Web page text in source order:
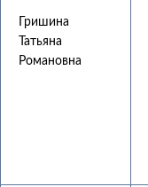
Гришина
Татьяна
Романовна